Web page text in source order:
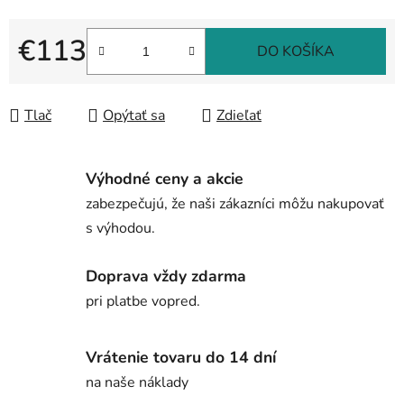
€113
Jednotková cena:
DO KOŠÍKA
Tlač Opýtať sa Zdieľať
Výhodné ceny a akcie
zabezpečujú, že naši zákazníci môžu nakupovať
s výhodou.
Doprava vždy zdarma
pri platbe vopred.
Vrátenie tovaru do 14 dní
na naše náklady